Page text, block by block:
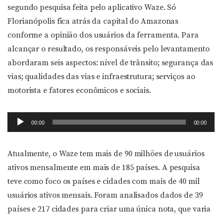
segundo pesquisa feita pelo aplicativo Waze. Só
Florianópolis fica atrás da capital do Amazonas
conforme a opinião dos usuários da ferramenta. Para
alcançar o resultado, os responsáveis pelo levantamento
abordaram seis aspectos: nível de trânsito; segurança das
vias; qualidades das vias e infraestrutura; serviços ao
motorista e fatores econômicos e sociais.
Tocador
de
00:00 00:00
Atualmente, o Waze tem mais de 90 milhões de usuários
ativos mensalmente em mais de 185 países. A pesquisa
teve como foco os países e cidades com mais de 40 mil
usuários ativos mensais. Foram analisados dados de 39
países e 217 cidades para criar uma única nota, que varia